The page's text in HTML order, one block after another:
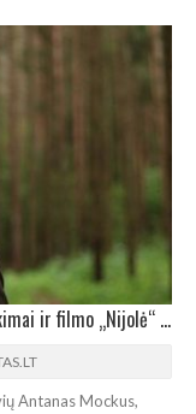
ANTANAS MOCKUS LIETUVOJE: Atviri susitikimai ir filmo „Nijolė“ pristatymai
Antanas Mockus,